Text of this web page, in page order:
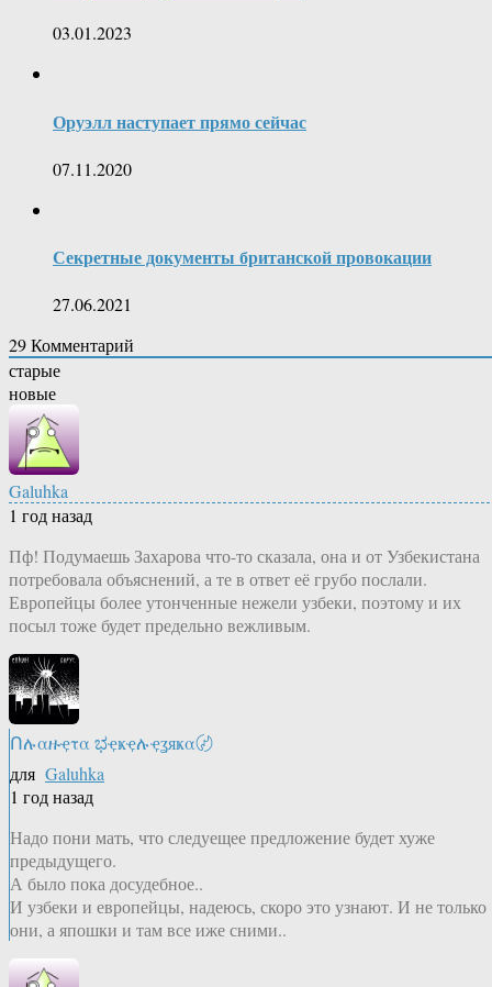
03.01.2023
Оруэлл наступает прямо сейчас
07.11.2020
Секретные документы британской провокации
27.06.2021
29Комментарий
старые
новые
Galuhka
1 год назад
Пф! Подумаешь Захарова что-то сказала, она и от Узбекистана
потребовала объяснений, а те в ответ её грубо послали.
Европейцы более утонченные нежели узбеки, поэтому и их
посыл тоже будет предельно вежливым.
Ոሉαዙҿτα ಭҿҝҿሉҿʓяҝα〄
для Galuhka
1 год назад
Надо пони мать, что следуещее предложение будет хуже
предыдущего.
А было пока досудебное..
И узбеки и европейцы, надеюсь, скоро это узнают. И не только
они, а япошки и там все иже сними..